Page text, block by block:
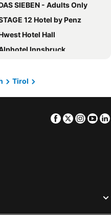
SIEBEN - Adults Only
12 Hotel by Penz
Hotel Hall
Innsbruck
Elisabeth, 4 Sterne Superior
Hotel Grauer Bär
Goldene Krone Innsbruck
Tirol
Facebook
Twitter